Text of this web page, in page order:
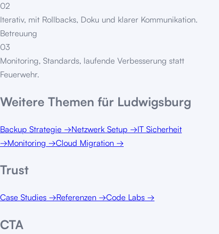
02
Iterativ, mit Rollbacks, Doku und klarer Kommunikation.
Betreuung
03
Monitoring, Standards, laufende Verbesserung statt
Feuerwehr.
Weitere Themen für Ludwigsburg
Backup Strategie →Netzwerk Setup →IT Sicherheit
→Monitoring →Cloud Migration →
Trust
Case Studies →Referenzen →Code Labs →
CTA